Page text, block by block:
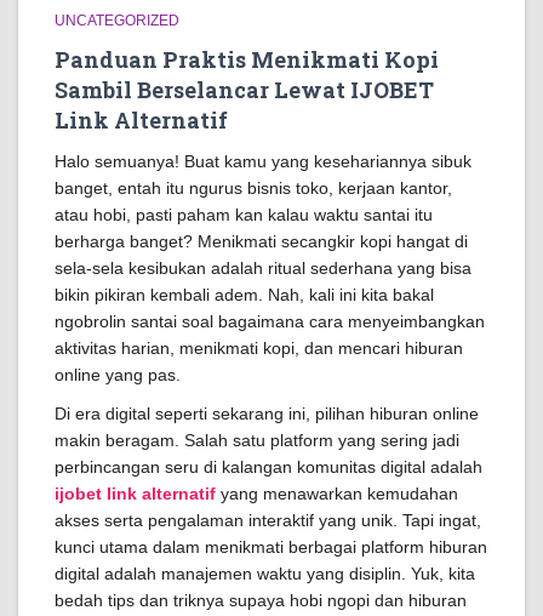
UNCATEGORIZED
Panduan Praktis Menikmati Kopi
Sambil Berselancar Lewat IJOBET
Link Alternatif
Halo semuanya! Buat kamu yang kesehariannya sibuk
banget, entah itu ngurus bisnis toko, kerjaan kantor,
atau hobi, pasti paham kan kalau waktu santai itu
berharga banget? Menikmati secangkir kopi hangat di
sela-sela kesibukan adalah ritual sederhana yang bisa
bikin pikiran kembali adem. Nah, kali ini kita bakal
ngobrolin santai soal bagaimana cara menyeimbangkan
aktivitas harian, menikmati kopi, dan mencari hiburan
online yang pas.
Di era digital seperti sekarang ini, pilihan hiburan online
makin beragam. Salah satu platform yang sering jadi
perbincangan seru di kalangan komunitas digital adalah
ijobet link alternatif yang menawarkan kemudahan
akses serta pengalaman interaktif yang unik. Tapi ingat,
kunci utama dalam menikmati berbagai platform hiburan
digital adalah manajemen waktu yang disiplin. Yuk, kita
bedah tips dan triknya supaya hobi ngopi dan hiburan